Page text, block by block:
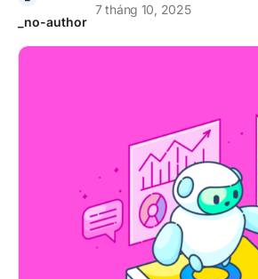
_no-author
7 tháng 10, 2025